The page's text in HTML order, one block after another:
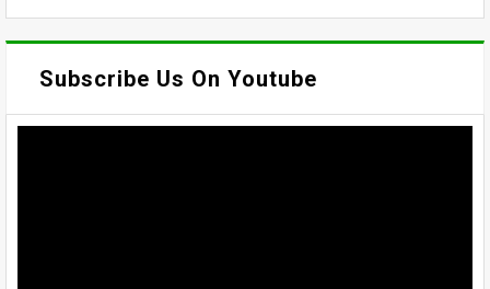
Subscribe Us On Youtube